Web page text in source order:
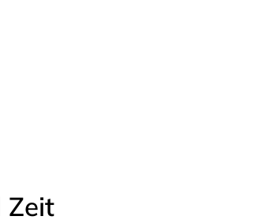
Zeit